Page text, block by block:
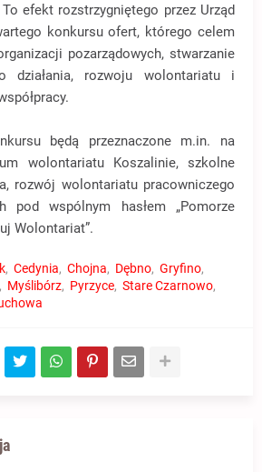
efekt rozstrzygniętego przez Urząd
konkursu ofert, którego celem
pozarządowych, stwarzanie
działania, rozwoju wolontariatu i
będą przeznaczone m.in. na
wolontariatu Koszalinie, szkolne
rozwój wolontariatu pracowniczego
pod wspólnym hasłem „Pomorze
Wolontariat”.
Cedynia Chojna Dębno Gryfino
Myślibórz Pyrzyce Stare Czarnowo